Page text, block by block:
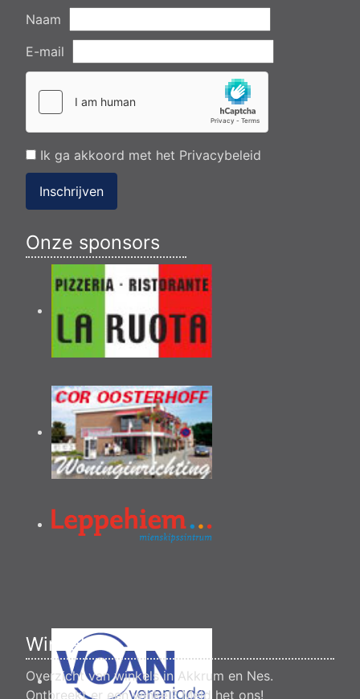
Naam
E-mail
Ik ga akkoord met het Privacybeleid
Inschrijven
Onze sponsors
Winkels
Overzicht van winkels in Akkrum en Nes.
Ontbreekt er een winkel?Meld het ons!